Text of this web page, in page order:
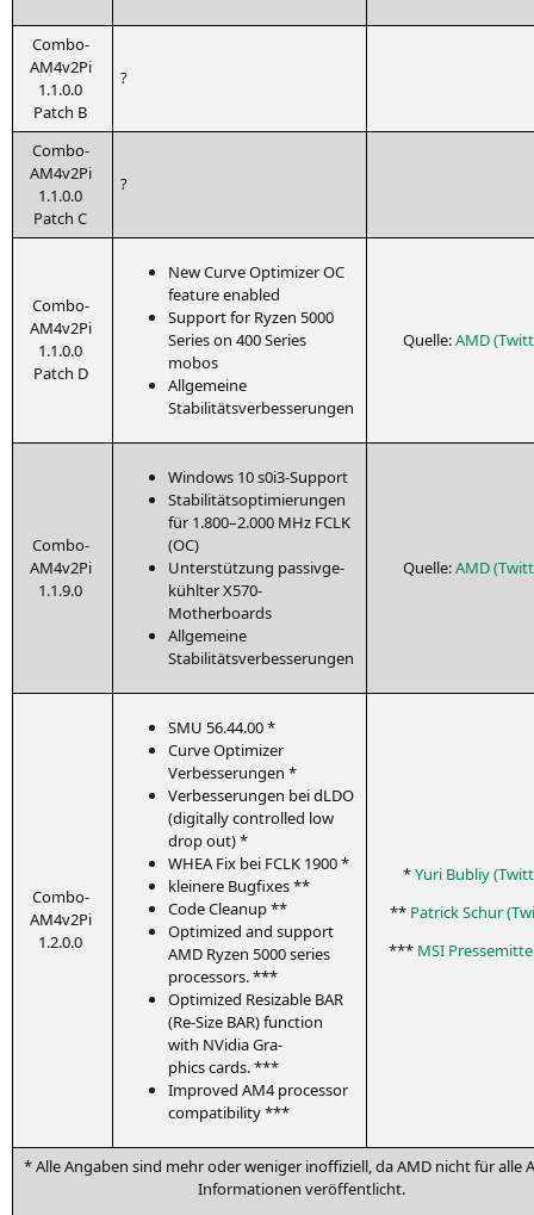
Com­bo-
AM4­v2Pi
1.1.0.0
Patch B
?
Com­bo-
AM4­v2Pi
1.1.0.0
Patch C
?
Com­bo-
AM4­v2Pi
1.1.0.0
Patch D
New Cur­ve Opti­mi­zerOC
fea­ture enabled
Sup­port for Ryzen 5000
Series on 400 Series
mobos
All­ge­mei­ne
Stabilitätsverbesserungen
Quel­le:AMD
Com­bo-
AM4­v2Pi
1.1.9.0
Win­dows 10 s0i3-Support
Sta­bi­li­täts­op­ti­mie­run­gen
für 1.800–2.000 MHz FCLK
(OC)
Unter­stüt­zung pas­siv­ge­
kühl­ter X570-
Motherboards
All­ge­mei­ne
Stabilitätsverbesserungen
Quel­le:AMD
Com­bo-
AM4­v2Pi
1.2.0.0
SMU 56.44.00 *
Cur­ve Opti­mi­zer
Verbesserungen *
Ver­bes­se­run­gen bei dLDO
(digi­tal­ly con­trol­led low
drop out) *
WHEAFix bei FCLK 1900 *
klei­ne­re Bugfixes **
Code Cle­a­nup **
Opti­mi­zed and sup­port
AMD Ryzen 5000 series
processors. ***
Opti­mi­zed Resizable BAR
(Re-Size BAR) func­tion
with NVi­dia Gra­
phics cards. ***
Impro­ved AM4pro­ces­sor
compatibility ***
*Yuri Bubliy
** Patrick Schur
*** MSI
* Alle Anga­ben sind mehr oder weni­ger inof­fi­zi­ell, daAMDnicht für alle
Infor­ma­tio­nen veröffentlicht.